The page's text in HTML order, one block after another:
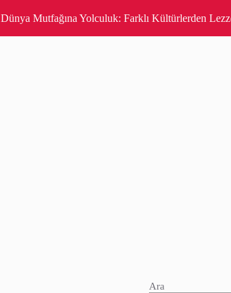
Dünya Mutfağına Yolculuk: Farklı Kültürlerden
Ara